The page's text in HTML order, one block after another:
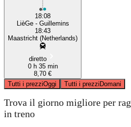
18:08
LièGe - Guillemins
18:43
Maastricht (Netherlands)
diretto
0 h 35 min
8,70 €
Tutti i prezziOggi Tutti i prezziDomani
Trova il giorno migliore per
in treno